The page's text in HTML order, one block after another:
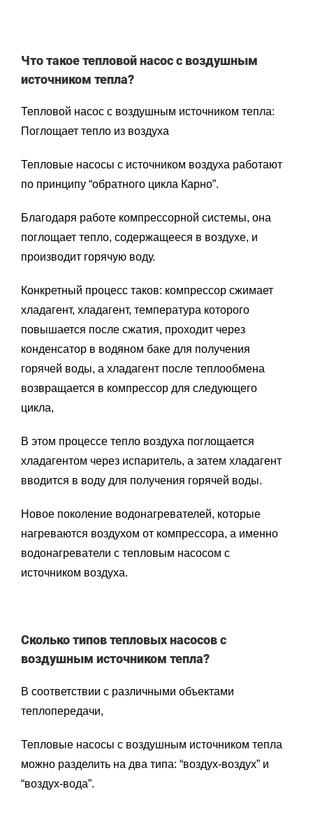
Что такое тепловой насос с воздушным
источником тепла?
Тепловой насос с воздушным источником тепла:
Поглощает тепло из воздуха
Тепловые насосы с источником воздуха работают
по принципу “обратного цикла Карно”.
Благодаря работе компрессорной системы, она
поглощает тепло, содержащееся в воздухе, и
производит горячую воду.
Конкретный процесс таков: компрессор сжимает
хладагент, хладагент, температура которого
повышается после сжатия, проходит через
конденсатор в водяном баке для получения
горячей воды, а хладагент после теплообмена
возвращается в компрессор для следующего
цикла,
В этом процессе тепло воздуха поглощается
хладагентом через испаритель, а затем хладагент
вводится в воду для получения горячей воды.
Новое поколение водонагревателей, которые
нагреваются воздухом от компрессора, а именно
водонагреватели с тепловым насосом с
источником воздуха.
Сколько типов тепловых насосов с
воздушным источником тепла?
В соответствии с различными объектами
теплопередачи,
Тепловые насосы с воздушным источником тепла
можно разделить на два типа: “воздух-воздух” и
“воздух-вода”.